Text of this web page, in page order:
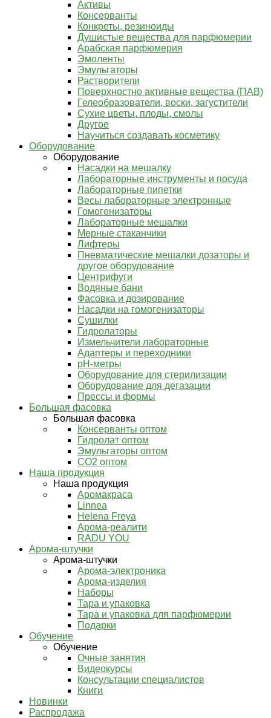
Активы
Консерванты
Конкреты, резиноиды
Душистые вещества для парфюмерии
Арабская парфюмерия
Эмоленты
Эмульгаторы
Растворители
Поверхностно активные вещества (ПАВ)
Гелеобразователи, воски, загустители
Сухие цветы, плоды, смолы
Другое
Научиться создавать косметику
Оборудование
Оборудование
Насадки на мешалку
Лабораторные инструменты и посуда
Лабораторные пипетки
Весы лабораторные электронные
Гомогенизаторы
Лабораторные мешалки
Мерные стаканчики
Лифтеры
Пневматические мешалки дозаторы и
другое оборудование
Центрифуги
Водяные бани
Фасовка и дозирование
Насадки на гомогенизаторы
Сушилки
Гидролаторы
Измельчители лабораторные
Адаптеры и переходники
pH-метры
Оборудование для стерилизации
Оборудование для дегазации
Прессы и формы
Большая фасовка
Большая фасовка
Консерванты оптом
Гидролат оптом
Эмульгаторы оптом
СО2 оптом
Наша продукция
Наша продукция
Аромакраса
Linnea
Helena Freya
Арома-реалити
RADU YOU
Арома-штучки
Арома-штучки
Арома-электроника
Арома-изделия
Наборы
Тара и упаковка
Тара и упаковка для парфюмерии
Подарки
Обучение
Обучение
Очные занятия
Видеокурсы
Консультации специалистов
Книги
Новинки
Распродажа